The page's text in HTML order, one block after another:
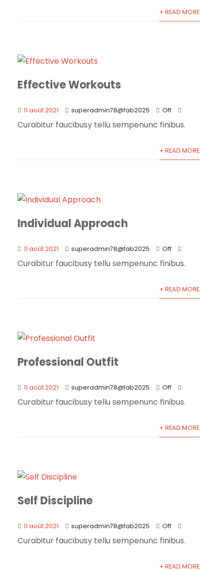
+ READ MORE
Effective Workouts
11 août 2021 superadmin78@fab2025 Off
Curabitur faucibusy tellu sempenunc finibus.
+ READ MORE
Individual Approach
11 août 2021 superadmin78@fab2025 Off
Curabitur faucibusy tellu sempenunc finibus.
+ READ MORE
Professional Outfit
11 août 2021 superadmin78@fab2025 Off
Curabitur faucibusy tellu sempenunc finibus.
+ READ MORE
Self Discipline
11 août 2021 superadmin78@fab2025 Off
Curabitur faucibusy tellu sempenunc finibus.
+ READ MORE